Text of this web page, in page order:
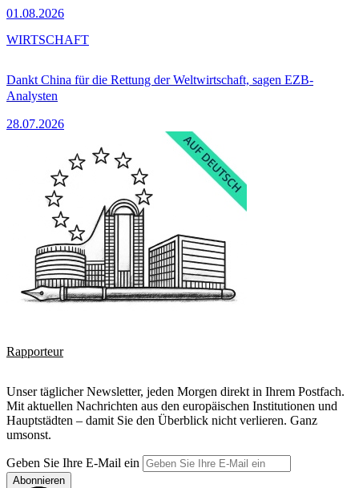
01.08.2026
Dankt China für die Rettung der Weltwirtschaft, sagen EZB-
Analysten
28.07.2026
WIRTSCHAFT
Rapporteur
Unser täglicher Newsletter, jeden Morgen direkt in Ihrem Postfach.
Mit aktuellen Nachrichten aus den europäischen Institutionen und
Hauptstädten – damit Sie den Überblick nicht verlieren. Ganz
umsonst.
Geben Sie Ihre E-Mail ein
Abonnieren